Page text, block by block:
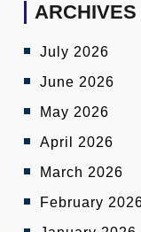
ARCHIVES
July 2026
June 2026
May 2026
April 2026
March 2026
February